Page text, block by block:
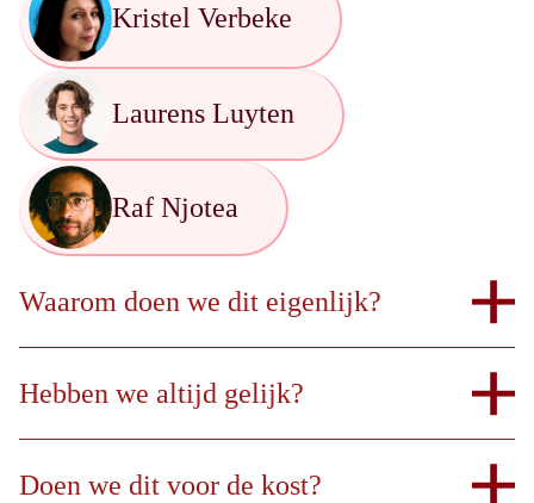
Kristel Verbeke
Laurens Luyten
Raf Njotea
Waarom doen we dit eigenlijk?
Hebben we altijd gelijk?
Doen we dit voor de kost?